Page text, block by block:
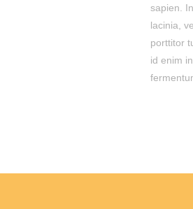
sapien.
lacinia,
porttitor
id enim